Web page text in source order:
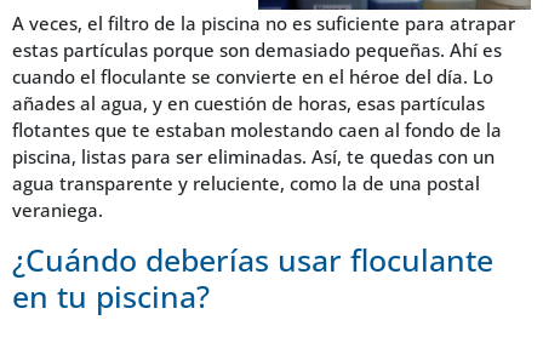
A veces, el filtro de la piscina no es suficiente para atrapar
estas partículas porque son demasiado pequeñas. Ahí es
cuando el floculante se convierte en el héroe del día. Lo
añades al agua, y en cuestión de horas, esas partículas
flotantes que te estaban molestando caen al fondo de la
piscina, listas para ser eliminadas. Así, te quedas con un
agua transparente y reluciente, como la de una postal
veraniega.
¿Cuándo deberías usar floculante
en tu piscina?